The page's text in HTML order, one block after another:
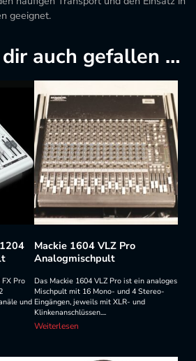
geeignet.
auch gefallen …
Pro
und
Mackie 1604 VLZ Pro
Analogmischpult
Das Mackie 1604 VLZ Pro ist ein analoges
Mischpult mit 16 Mono- und 4 Stereo-
Eingängen, jeweils mit XLR- und
Klinkenanschlüssen....
Weiterlesen